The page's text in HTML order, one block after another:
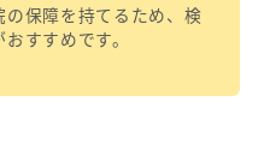
の保障を持てるため、検
すすめです。